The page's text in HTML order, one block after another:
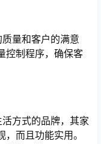
量和客户的满意
控制程序，确保客
方式的品牌，其家
而且功能实用。